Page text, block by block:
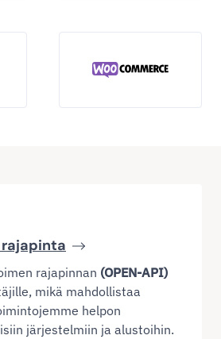
rajapinnan (OPEN-API)
mikä mahdollistaa
helpon
järjestelmiin ja alustoihin.